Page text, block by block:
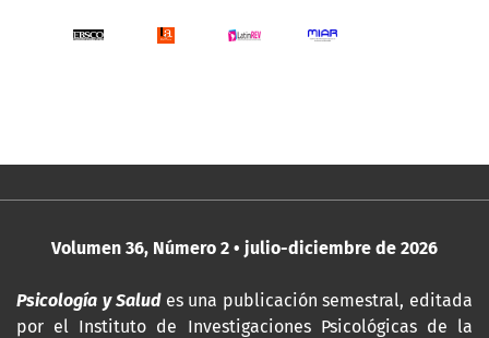
Volumen 36, Número 2 • julio-diciembre de 2026
Psicología y Salud es una publicación semestral, editada
por el Instituto de Investigaciones Psicológicas de la